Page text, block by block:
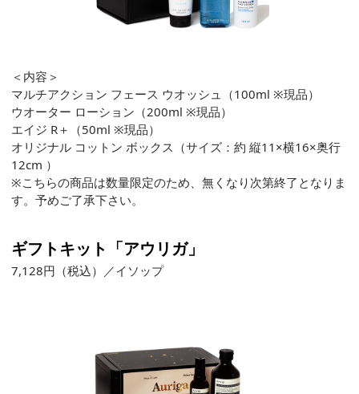
＜内容＞
マルチアクション フェース ウオッシュ（100ml ※現品）
ウオーター ローション（200ml ※現品）
エイジ R＋（50ml ※現品）
オリジナル コットン ボックス（サイズ：約 縦11×横16×奥行
12cm ）
※こちらの商品は数量限定のため、無くなり次第終了となりま
す。予めご了承下さい。
ギフトキット「アウリガ」
7,128円（税込）／イソップ